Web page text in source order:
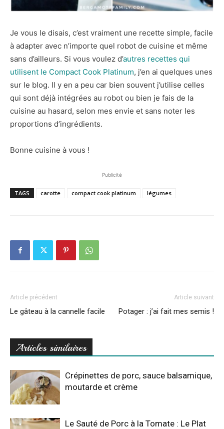
Je vous le disais, c’est vraiment une recette simple, facile
à adapter avec n’importe quel robot de cuisine et même
sans d’ailleurs. Si vous voulez d’autres recettes qui
utilisent le Compact Cook Platinum, j’en ai quelques unes
sur le blog. Il y en a peu car bien souvent j’utilise celles
qui sont déjà intégrées au robot ou bien je fais de la
cuisine au hasard, selon mes envie et sans noter les
proportions d’ingrédients.
Bonne cuisine à vous !
Publicité
TAGS carotte compact cook platinum légumes
Article précédent
Le gâteau à la cannelle facile
Article suivant
Potager : j’ai fait mes semis !
Articles similaires
Crépinettes de porc, sauce balsamique,
moutarde et crème
Le Sauté de Porc à la Tomate : Le Plat